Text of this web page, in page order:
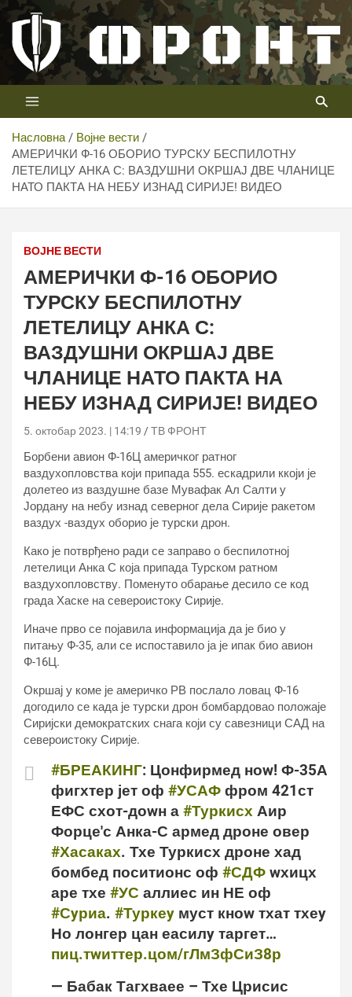
Скип
цонтент
Телевизија ФРОНТ
Први војни канал у Србији
Насловна
Војне вести
АМЕРИЧКИ Ф-16 ОБОРИО ТУРСКУ БЕСПИЛОТНУ
ЛЕТЕЛИЦУ АНКА С: ВАЗДУШНИ ОКРШАЈ ДВЕ ЧЛАНИЦЕ
НАТО ПАКТА НА НЕБУ ИЗНАД СИРИЈЕ! ВИДЕО
ВОЈНЕ ВЕСТИ
АМЕРИЧКИ Ф-16 ОБОРИО
ТУРСКУ БЕСПИЛОТНУ
ЛЕТЕЛИЦУ АНКА С:
ВАЗДУШНИ ОКРШАЈ ДВЕ
ЧЛАНИЦЕ НАТО ПАКТА НА
НЕБУ ИЗНАД СИРИЈЕ! ВИДЕО
5. октобар 2023. | 14:19 ТВ ФРОНТ
Борбени авион Ф-16Ц америчког ратног
ваздухопловства који припада 555. ескадрили ккоји је
долетео из ваздушне базе Мувафак Ал Салти у
Јордану на небу изнад северног дела Сирије ракетом
ваздух -ваздух оборио је турски дрон.
Како је потврђено ради се заправо о беспилотној
летелици Анка С која припада Турском ратном
ваздухопловству. Поменуто обарање десило се код
града Хаске на североистоку Сирије.
Иначе прво се појавила информација да је био у
питању Ф-35, али се испоставило ја је ипак био авион
Ф-16Ц.
Окршај у коме је америчко РВ послало ловац Ф-16
догодило се када је турски дрон бомбардовао положаје
Сиријски демократских снага који су савезници САД на
североистоку Сирије.
#БРЕАКИНГ: Цонфирмед ноw! Ф-35А
фигхтер јет оф #УСАФ фром 421ст
ЕФС схот-доwн а #Туркисх Аир
Форце'с Анка-С армед дроне овер
#Хасаках. Тхе Туркисх дроне хад
бомбед поситионс оф #СДФ wхицх
аре тхе #УС аллиес ин НЕ оф
#Сyриа. #Туркеy муст кноw тхат тхеy
Но лонгер цан еасилy таргет…
пиц.тwиттер.цом/гЛмЗфСиЗ8р
— Бабак Тагхваее – Тхе Црисис